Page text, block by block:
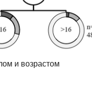
и возрастом